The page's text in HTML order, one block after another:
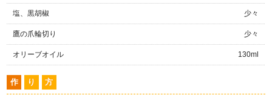
塩、黒胡椒 少々
鷹の爪輪切り 少々
オリーブオイル 130ml
作 り 方